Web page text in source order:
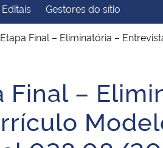
Ministério do
Desenvolvimento Regional
Advocacia-Geral da União
Editais Gestores do sítio
Final – Eliminatória –
Final –